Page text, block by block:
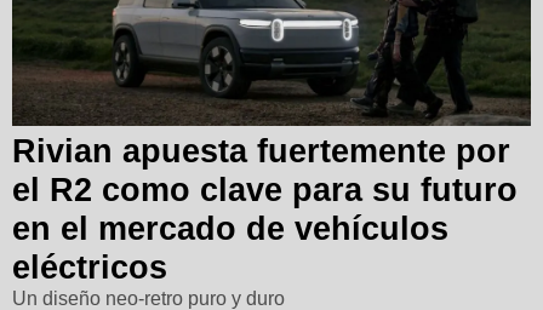
Rivian apuesta fuertemente por
el R2 como clave para su futuro
en el mercado de vehículos
eléctricos
Un diseño neo-retro puro y duro